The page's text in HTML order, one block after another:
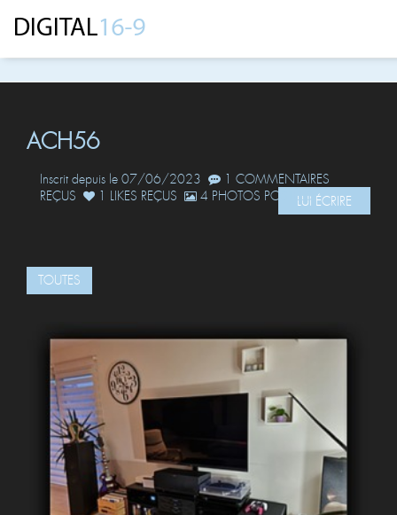
ACH56
Inscrit depuis le 07/06/2023
1 COMMENTAIRES
REÇUS
1 LIKES REÇUS 4 PHOTOS POSTÉESLUI ÉCRIRE
TOUTES